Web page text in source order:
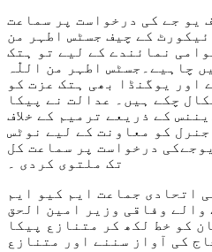
یو جے کی درخواست پر سماعت
کے چیف جسٹس اطہر من
نمائندے کے لیے تو ہتک
چاہیے۔جسٹس اطہر من اللّٰہ
اور یوگنڈا بھی ہتک عزت کو
چکے ہیں۔ عدالت نے پیکا
کے ذریعے ترمیم کے خلاف
کو معاونت کے لیے نوٹس
درخواست پر سماعت کل
تک ملتوی کردی ۔
اتحادی جماعت ایم کیو ایم
والے وفاقی وزیر امین الحق
کو خط لکھ کر متنازع پیکا
کی آواز سننے اور متنازع